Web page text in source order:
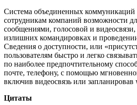
Система объединенных коммуникаций
сотрудникам компаний возможности
сообщениями, голосовой и видеосвязи,
излишних командировках и
Сведения о доступности, или
пользователям быстро и легко
по наиболее предпочтительному
почте, телефону, с помощью
включив видеосвязь или
Цитаты